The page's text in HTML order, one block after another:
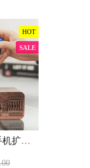
大英博物馆雕花手机扩音底座
HOT
SALE